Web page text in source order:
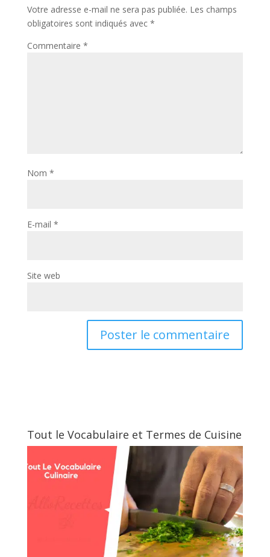
Votre adresse e-mail ne sera pas publiée. Les champs
obligatoires sont indiqués avec *
Commentaire *
Nom *
E-mail *
Site web
Tout le Vocabulaire et Termes de Cuisine